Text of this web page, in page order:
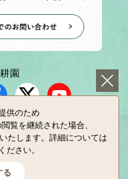
園
ち感謝館
供のため
覧を継続された場合、
たします。詳細については
ださい。
る